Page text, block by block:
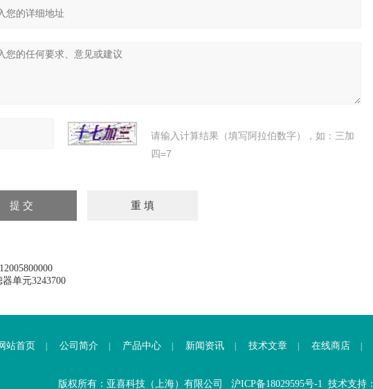
请输入计算结果（填写阿拉伯数字），如：三加
四=7
单元3243700
站首页 公司简介 产品中心 新闻资讯 技术文章 在线商店
版权所有：亚喜科技（上海）有限公司 沪ICP备18029595号-1 技术支持：